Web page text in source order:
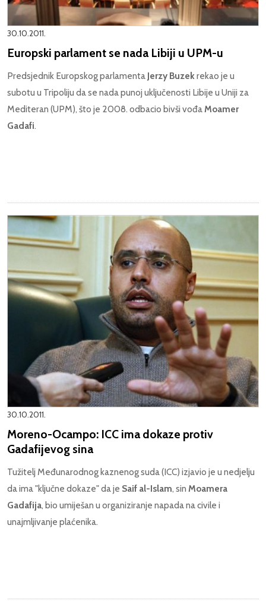
30.10.2011.
Europski parlament se nada Libiji u UPM-u
Predsjednik Europskog parlamenta Jerzy Buzekrekao je u
subotu u Tripoliju da se nada punoj uključenosti Libije u Uniji za
Mediteran (UPM), što je 2008. odbacio bivši vođa Moamer
Gadafi.
30.10.2011.
Moreno-Ocampo: ICC ima dokaze protiv
Gadafijevog sina
Tužitelj Međunarodnog kaznenog suda (ICC) izjavio je u nedjelju
da ima "ključne dokaze" da je Saif al-Islam, sin Moamera
Gadafija, bio umiješan u organiziranje napada na civile i
unajmljivanje plaćenika.